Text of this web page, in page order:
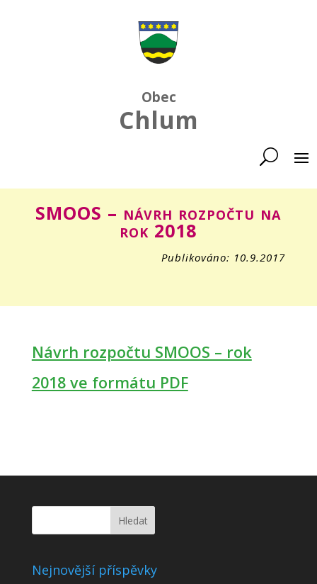
Obec
Chlum
SMOOS – návrh rozpočtu na
rok 2018
Publikováno: 10.9.2017
Návrh rozpočtu SMOOS – rok
2018 ve formátu PDF
Nejnovější příspěvky